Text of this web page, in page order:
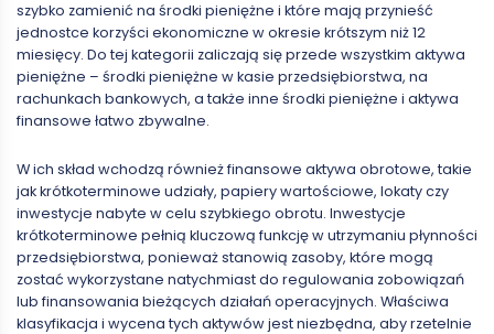
szybko zamienić na środki pieniężne i które mają przynieść
jednostce korzyści ekonomiczne w okresie krótszym niż 12
miesięcy. Do tej kategorii zaliczają się przede wszystkim aktywa
pieniężne – środki pieniężne w kasie przedsiębiorstwa, na
rachunkach bankowych, a także inne środki pieniężne i aktywa
finansowe łatwo zbywalne.
W ich skład wchodzą również finansowe aktywa obrotowe, takie
jak krótkoterminowe udziały, papiery wartościowe, lokaty czy
inwestycje nabyte w celu szybkiego obrotu. Inwestycje
krótkoterminowe pełnią kluczową funkcję w utrzymaniu płynności
przedsiębiorstwa, ponieważ stanowią zasoby, które mogą
zostać wykorzystane natychmiast do regulowania zobowiązań
lub finansowania bieżących działań operacyjnych. Właściwa
klasyfikacja i wycena tych aktywów jest niezbędna, aby rzetelnie